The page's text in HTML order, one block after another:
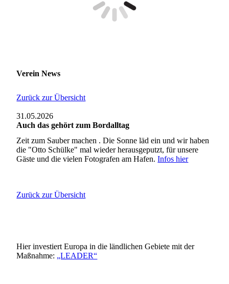
Verein News
Zurück zur Übersicht
31.05.2026
Auch das gehört zum Bordalltag
Zeit zum Sauber machen . Die Sonne läd ein und wir haben
die "Otto Schülke" mal wieder herausgeputzt, für unsere
Gäste und die vielen Fotografen am Hafen.Infos hier
Zurück zur Übersicht
Hier investiert Europa in die ländlichen Gebiete mit der
Maßnahme: „LEADER“